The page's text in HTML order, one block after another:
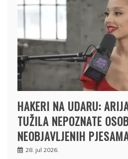
HAKERI NA UDARU:
TUŽILA NEPOZNATE
NEOBJAVLJENIH
28. jul 2026.